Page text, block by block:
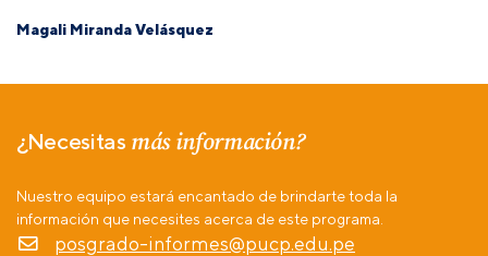
Magali Miranda Velásquez
¿Necesitas más información?
Nuestro equipo estará encantado de brindarte toda la
información que necesites acerca de este programa.
posgrado-informes@pucp.edu.pe